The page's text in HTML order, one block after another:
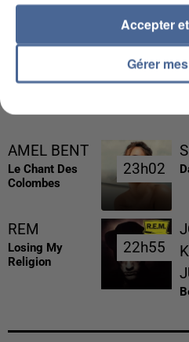
MAFIA INTERPELLÉ EN
AMEL BENT
Le Chant Des
Colombes
23h02
23h02
REM
Losing My
Religion
22h55
22h55
Gérer
Accepter